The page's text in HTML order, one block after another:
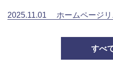
2025.11.01 ホームページ
すべ